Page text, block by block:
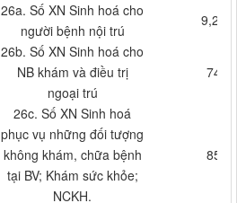
26a. Số XN Sinh hoá cho
người bệnh nội trú
9,237
26b. Số XN Sinh hoá cho
NB khám và điều trị
ngoại trú
744
26c. Số XN Sinh hoá
phục vụ những đối tượng
không khám, chữa bệnh
tại BV; Khám sức khỏe;
NCKH.
856